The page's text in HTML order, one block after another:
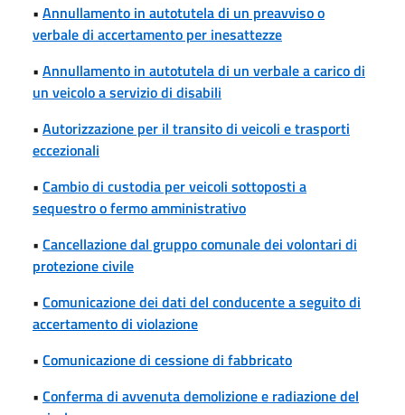
• Annullamento in autotutela di un preavviso o
verbale di accertamento per inesattezze
• Annullamento in autotutela di un verbale a carico di
un veicolo a servizio di disabili
• Autorizzazione per il transito di veicoli e trasporti
eccezionali
• Cambio di custodia per veicoli sottoposti a
sequestro o fermo amministrativo
• Cancellazione dal gruppo comunale dei volontari di
protezione civile
• Comunicazione dei dati del conducente a seguito di
accertamento di violazione
• Comunicazione di cessione di fabbricato
• Conferma di avvenuta demolizione e radiazione del